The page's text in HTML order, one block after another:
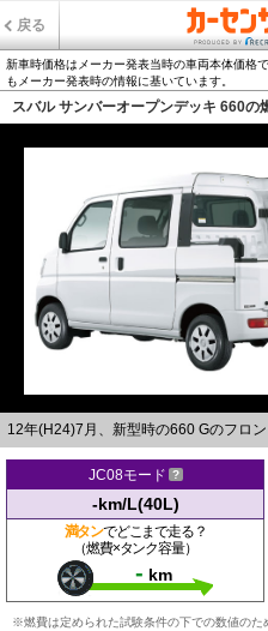
戻る
新車時価格はメーカー発表当時の車両本体価格
もメーカー発表時の情報に基いています。
スバル サンバーオープンデッキ 660の
12年(H24)7月、新型時の660 Gのフロン
JC08モード
-km/L(40L)
満タンでどこまで走る？
（燃費×タンク容量）
- km
※燃費は定められた試験条件の下での数値の